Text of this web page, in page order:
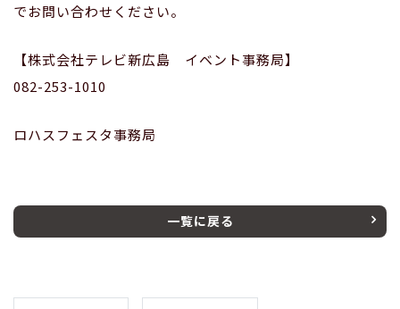
でお問い合わせください。
【株式会社テレビ新広島 イベント事務局】
082-253-1010
ロハスフェスタ事務局
一覧に戻る